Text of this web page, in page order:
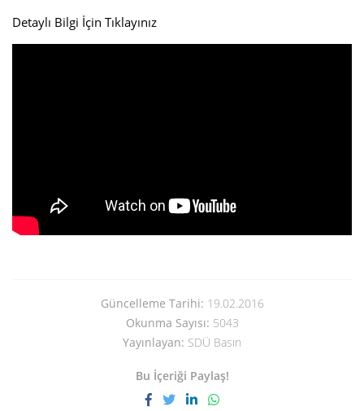
Detaylı Bilgi İçin Tıklayınız
Güncelleme Tarihi: 19.02.2016
Okunma Sayısı: 5043
Yayınlayan: SDÜ Basın
Bu İçeriği Paylaş!